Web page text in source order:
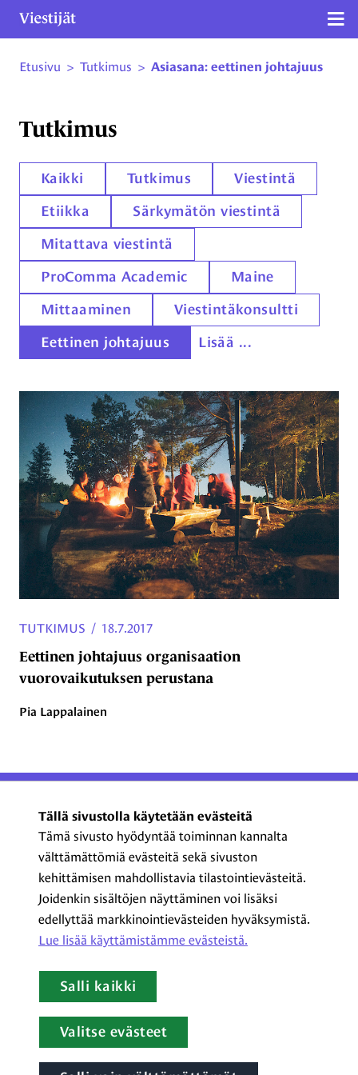
Tällä sivustolla käytetään evästeitä
Tämä sivusto hyödyntää toiminnan kannalta
välttämättömiä evästeitä sekä sivuston
kehittämisen mahdollistavia tilastointievästeitä.
Joidenkin sisältöjen näyttäminen voi lisäksi
edellyttää markkinointievästeiden hyväksymistä.
Lue lisää käyttämistämme evästeistä.​​​​​​
Salli kaikki
Valitse evästeet
Etusivu > Tutkimus > Asiasana: eettinen johtajuus
Tutkimus
Kaikki Tutkimus Viestintä
Etiikka Särkymätön viestintä
Mitattava viestintä
ProComma Academic Maine
Mittaaminen Viestintäkonsultti
Eettinen johtajuus Lisää ...
Eettinen johtajuus organisaation
vuorovaikutuksen perustana
TUTKIMUS / 18.7.2017
Pia Lappalainen
ProCom – Viestinnän
ammattilaiset ry
Kasarmikatu 23 A 5, 2. krs
00130 Helsinki
+358 44 720 3022
procom@procom.fi
procom.fi
LinkedInFacebookInstagram